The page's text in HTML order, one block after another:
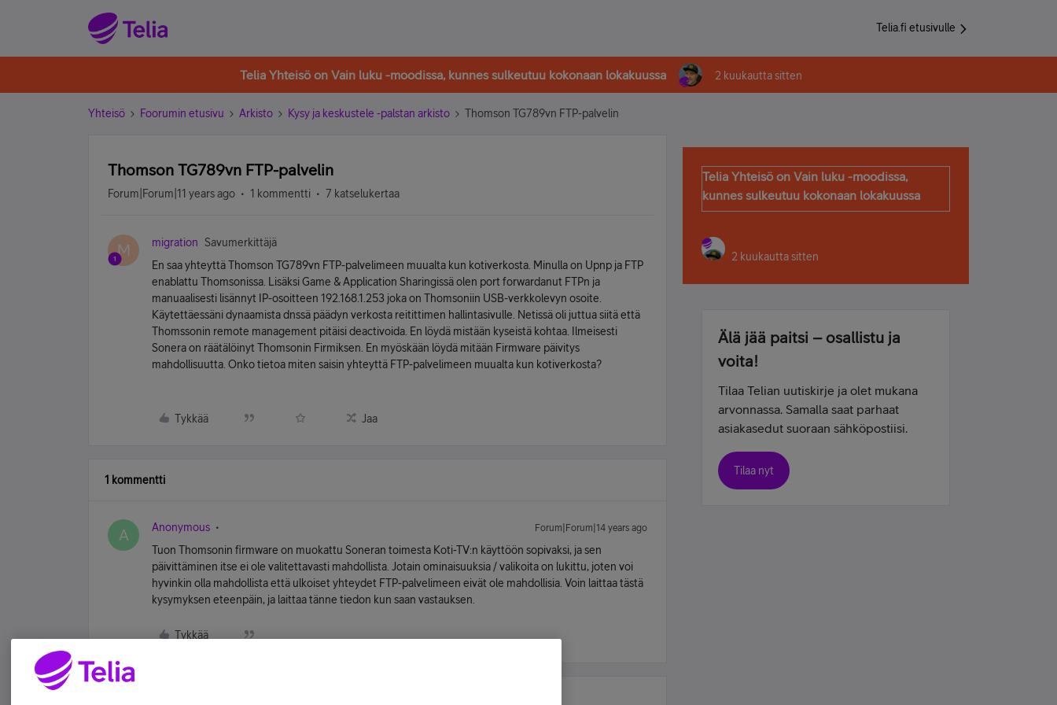
Telia.fi etusivulle
Telia Yhteisö on Vain luku -moodissa, kunnes sulkeutuu kokonaan lokakuussa 2 kuukautta sitten
Yhteisö Foorumin etusivu Arkisto Kysy ja keskustele -palstan arkisto Thomson TG789vn FTP-palvelin
Thomson TG789vn FTP-palvelin
Forum|Forum|11 years ago 1 kommentti 7 katselukertaa
M migration
Savumerkittäjä
En saa yhteyttä Thomson TG789vn FTP-palvelimeen muualta kun kotiverkosta. Minulla on Upnp ja FTP
enablattu Thomsonissa. Lisäksi Game & Application Sharingissä olen port forwardanut FTPn ja
manuaalisesti lisännyt IP-osoitteen 192.168.1.253 joka on Thomsoniin USB-verkkolevyn osoite.
Käytettäessäni dynaamista dnssä päädyn verkosta reitittimen hallintasivulle. Netissä oli juttua siitä että
Thomssonin remote management pitäisi deactivoida. En löydä mistään kyseistä kohtaa. Ilmeisesti
Sonera on räätälöinyt Thomsonin Firmiksen. En myöskään löydä mitään Firmware päivitys
mahdollisuutta. Onko tietoa miten saisin yhteyttä FTP-palvelimeen muualta kun kotiverkosta?
Tykkää Jaa
1 kommentti
A Anonymous Forum|Forum|14 years ago
Tuon Thomsonin firmware on muokattu Soneran toimesta Koti-TV:n käyttöön sopivaksi, ja sen
päivittäminen itse ei ole valitettavasti mahdollista. Jotain ominaisuuksia / valikoita on lukittu, joten voi
hyvinkin olla mahdollista että ulkoiset yhteydet FTP-palvelimeen eivät ole mahdollisia. Voin laittaa tästä
kysymyksen eteenpäin, ja laittaa tänne tiedon kun saan vastauksen.
Tykkää
Telia Yhteisö on Vain luku -moodissa,
kunnes sulkeutuu kokonaan lokakuussa
2 kuukautta sitten
Älä jää paitsi – osallistu ja
voita!
Tilaa Telian uutiskirje ja olet mukana
arvonnassa. Samalla saat parhaat
asiakasedut suoraan sähköpostiisi.
Tilaa nyt